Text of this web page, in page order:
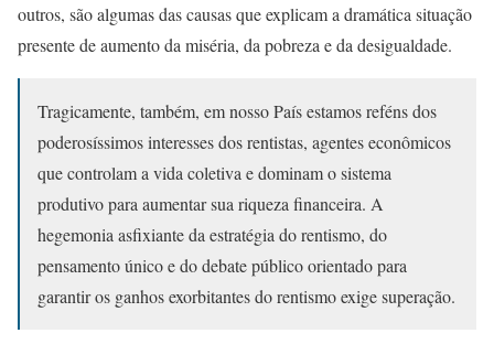
outros, são algumas das causas que explicam a dramática situação
presente de aumento da miséria, da pobreza e da desigualdade.
Tragicamente, também, em nosso País estamos reféns dos
poderosíssimos interesses dos rentistas, agentes econômicos
que controlam a vida coletiva e dominam o sistema
produtivo para aumentar sua riqueza financeira. A
hegemonia asfixiante da estratégia do rentismo, do
pensamento único e do debate público orientado para
garantir os ganhos exorbitantes do rentismo exige superação.